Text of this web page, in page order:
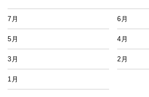
7月 6月
5月 4月
3月 2月
1月